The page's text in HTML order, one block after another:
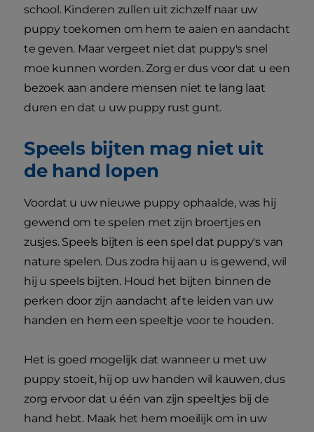
school. Kinderen zullen uit zichzelf naar uw
puppy toekomen om hem te aaien en aandacht
te geven. Maar vergeet niet dat puppy's snel
moe kunnen worden. Zorg er dus voor dat u een
bezoek aan andere mensen niet te lang laat
duren en dat u uw puppy rust gunt.
Speels bijten mag niet uit
de hand lopen
Voordat u uw nieuwe puppy ophaalde, was hij
gewend om te spelen met zijn broertjes en
zusjes. Speels bijten is een spel dat puppy's van
nature spelen. Dus zodra hij aan u is gewend, wil
hij u speels bijten. Houd het bijten binnen de
perken door zijn aandacht af te leiden van uw
handen en hem een speeltje voor te houden.
Het is goed mogelijk dat wanneer u met uw
puppy stoeit, hij op uw handen wil kauwen, dus
zorg ervoor dat u één van zijn speeltjes bij de
hand hebt. Maak het hem moeilijk om in uw